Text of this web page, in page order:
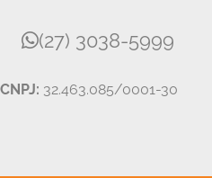
(27) 3038-5999
CNPJ: 32.463.085/0001-30